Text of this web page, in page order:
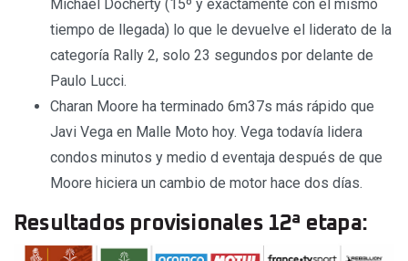
Michael Docherty (15º y exactamente con el mismo
tiempo de llegada) lo que le devuelve el liderato de la
categoría Rally 2, solo 23 segundos por delante de
Paulo Lucci.
Charan Moore ha terminado 6m37s más rápido que
Javi Vega en Malle Moto hoy. Vega todavía lidera
condos minutos y medio d eventaja después de que
Moore hiciera un cambio de motor hace dos días.
Resultados provisionales 12ª etapa: